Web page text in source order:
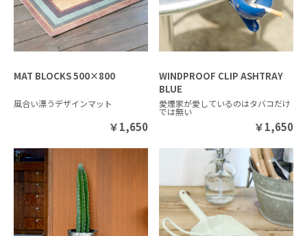
MAT BLOCKS 500×800
風合い漂うデザインマット
￥1,650
WINDPROOF CLIP ASHTRAY
BLUE
愛煙家が愛しているのはタバコだけ
では無い
￥1,650